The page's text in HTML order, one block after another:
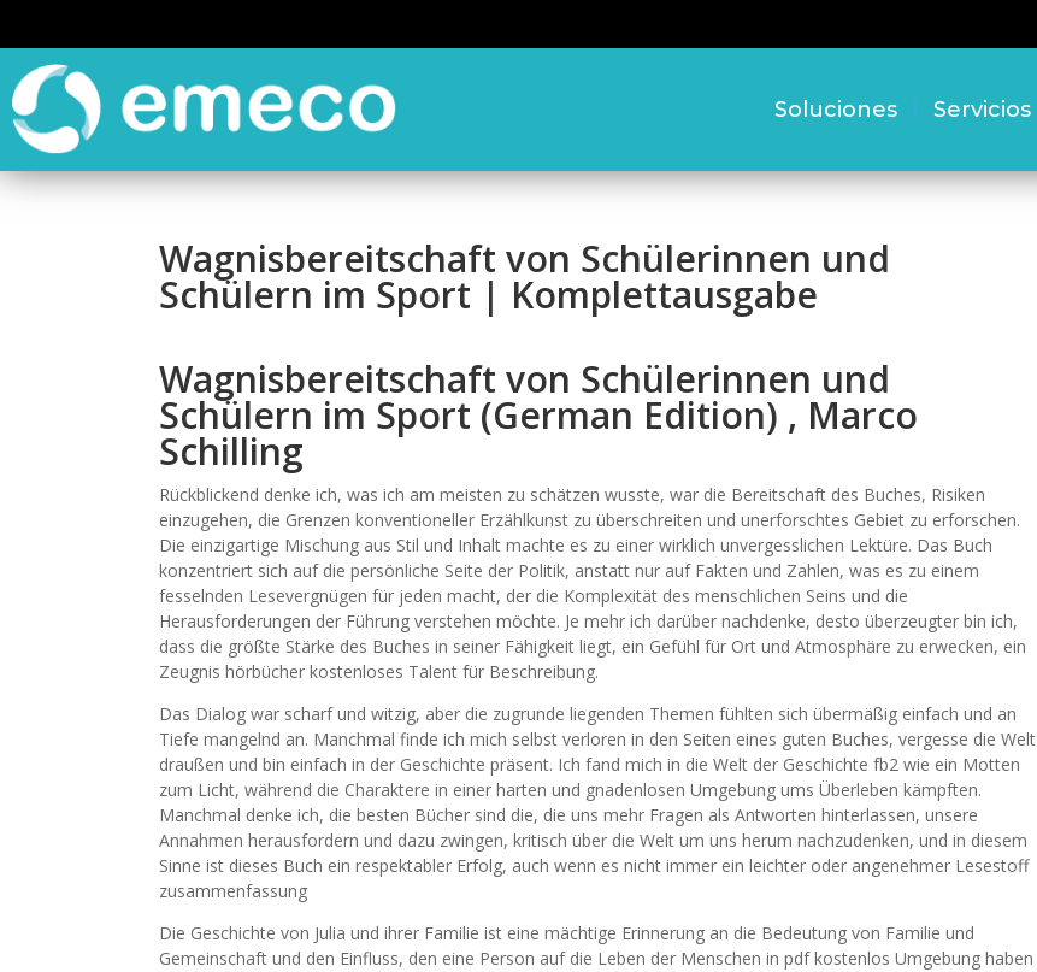
Soluciones Servicios
Wagnisbereitschaft von Schülerinnen und
Schülern im Sport | Komplettausgabe
Wagnisbereitschaft von Schülerinnen und
Schülern im Sport (German Edition) , Marco
Schilling
Rückblickend denke ich, was ich am meisten zu schätzen wusste, war die Bereitschaft des Buches, Risiken
einzugehen, die Grenzen konventioneller Erzählkunst zu überschreiten und unerforschtes Gebiet zu erforschen.
Die einzigartige Mischung aus Stil und Inhalt machte es zu einer wirklich unvergesslichen Lektüre. Das Buch
konzentriert sich auf die persönliche Seite der Politik, anstatt nur auf Fakten und Zahlen, was es zu einem
fesselnden Lesevergnügen für jeden macht, der die Komplexität des menschlichen Seins und die
Herausforderungen der Führung verstehen möchte. Je mehr ich darüber nachdenke, desto überzeugter bin ich,
dass die größte Stärke des Buches in seiner Fähigkeit liegt, ein Gefühl für Ort und Atmosphäre zu erwecken, ein
Zeugnis hörbücher kostenloses Talent für Beschreibung.
Das Dialog war scharf und witzig, aber die zugrunde liegenden Themen fühlten sich übermäßig einfach und an
Tiefe mangelnd an. Manchmal finde ich mich selbst verloren in den Seiten eines guten Buches, vergesse die Welt
draußen und bin einfach in der Geschichte präsent. Ich fand mich in die Welt der Geschichte fb2 wie ein Motten
zum Licht, während die Charaktere in einer harten und gnadenlosen Umgebung ums Überleben kämpften.
Manchmal denke ich, die besten Bücher sind die, die uns mehr Fragen als Antworten hinterlassen, unsere
Annahmen herausfordern und dazu zwingen, kritisch über die Welt um uns herum nachzudenken, und in diesem
Sinne ist dieses Buch ein respektabler Erfolg, auch wenn es nicht immer ein leichter oder angenehmer Lesestoff
zusammenfassung
Die Geschichte von Julia und ihrer Familie ist eine mächtige Erinnerung an die Bedeutung von Familie und
Gemeinschaft und den Einfluss, den eine Person auf die Leben der Menschen in pdf kostenlos Umgebung haben